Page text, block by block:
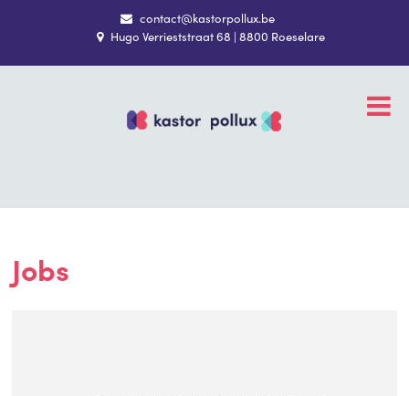
contact@kastorpollux.be
Hugo Verrieststraat 68 | 8800 Roeselare
Jobs